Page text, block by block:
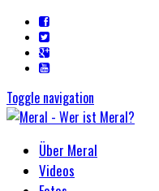
Toggle navigation
Über Meral
Videos